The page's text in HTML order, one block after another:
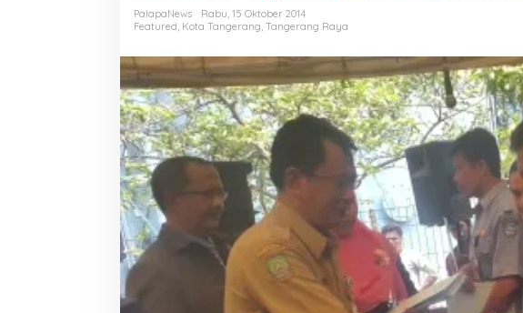
PalapaNews
Rabu, 15 Oktober 2014
Featured, Kota Tangerang, Tangerang Raya